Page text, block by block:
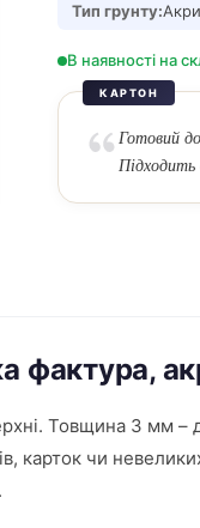
Тип грунту:
В наявності на
КАРТОН
Готовий
Підходить
фактура,
Товщина 3 мм
карток чи